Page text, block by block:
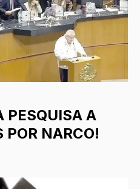
PESQUISA A
POR NARCO!